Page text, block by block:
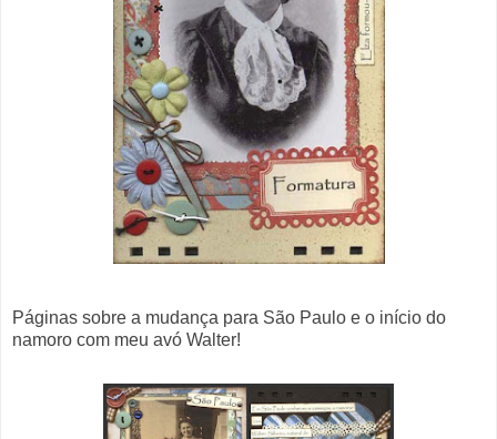
Páginas sobre a mudança para São Paulo e o início do
namoro com meu avó Walter!